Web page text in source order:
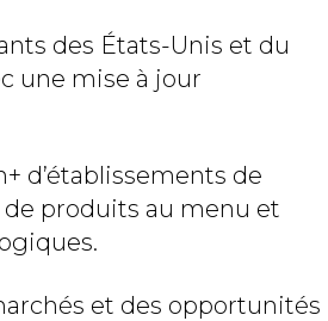
des États-Unis et du
une mise à jour
d’établissements de
produits au menu et
et des opportunités